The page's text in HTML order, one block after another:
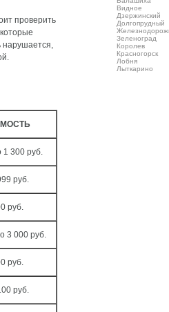
проверить
нарушается,
1 300 руб.
руб.
руб.
3 000 руб.
руб.
руб.
Виднoe
Дзержинский
Долгопрудный
Зеленоград
Королев
Красногорск
Лобня
Лыткарино